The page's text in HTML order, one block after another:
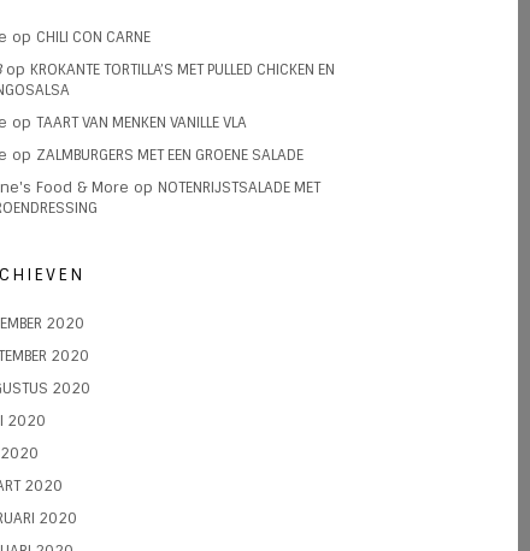
op CHILI CON CARNE
op KROKANTE TORTILLA’S MET PULLED CHICKEN EN
op TAART VAN MENKEN VANILLE VLA
op ZALMBURGERS MET EEN GROENE SALADE
Food & More op NOTENRIJSTSALADE MET
2020
2020
2020
2020
2020
2020
2020